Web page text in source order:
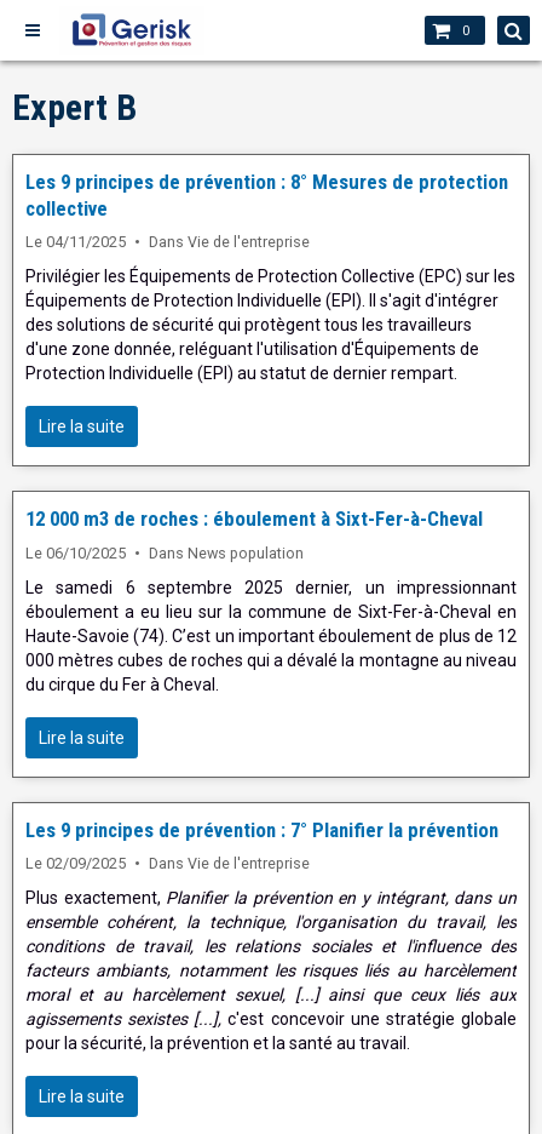
0
Expert B
Les 9 principes de prévention : 8° Mesures de protection
collective
Le 04/11/2025 Dans Vie de l'entreprise
Privilégier les Équipements de Protection Collective (EPC) sur les
Équipements de Protection Individuelle (EPI). Il s'agit d'intégrer
des solutions de sécurité qui protègent tous les travailleurs
d'une zone donnée, reléguant l'utilisation d'Équipements de
Protection Individuelle (EPI) au statut de dernier rempart.
Lire la suite
12 000 m3 de roches : éboulement à Sixt-Fer-à-Cheval
Le 06/10/2025 Dans News population
Le samedi 6 septembre 2025 dernier, un impressionnant
éboulement a eu lieu sur la commune de Sixt-Fer-à-Cheval en
Haute-Savoie (74). C’est un important éboulement de plus de 12
000 mètres cubes de roches qui a dévalé la montagne au niveau
du cirque du Fer à Cheval.
Lire la suite
Les 9 principes de prévention : 7° Planifier la prévention
Le 02/09/2025 Dans Vie de l'entreprise
Plus exactement, Planifier la prévention en y intégrant, dans un
ensemble cohérent, la technique, l'organisation du travail, les
conditions de travail, les relations sociales et l'influence des
facteurs ambiants, notamment les risques liés au harcèlement
moral et au harcèlement sexuel, [...] ainsi que ceux liés aux
agissements sexistes [...], c'est concevoir une stratégie globale
pour la sécurité, la prévention et la santé au travail.
Lire la suite